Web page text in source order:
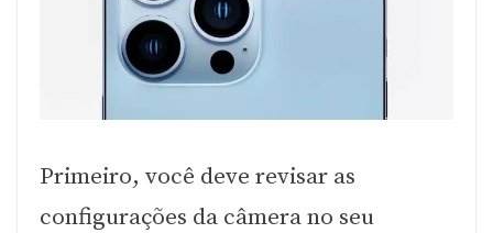
Primeiro, você deve revisar as
configurações da câmera no seu